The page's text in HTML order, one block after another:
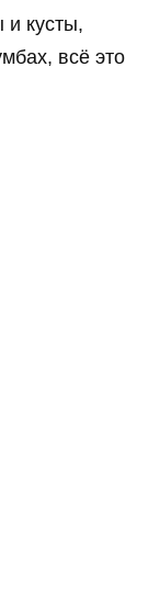
и кусты,
всё это